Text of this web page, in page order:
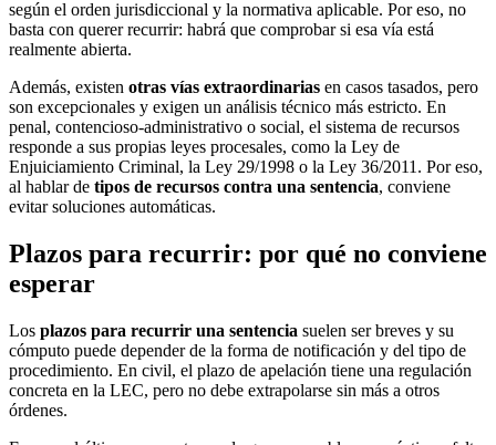
según el orden jurisdiccional y la normativa aplicable. Por eso, no
basta con querer recurrir: habrá que comprobar si esa vía está
realmente abierta.
Además, existen otras vías extraordinarias en casos tasados, pero
son excepcionales y exigen un análisis técnico más estricto. En
penal, contencioso-administrativo o social, el sistema de recursos
responde a sus propias leyes procesales, como la Ley de
Enjuiciamiento Criminal, la Ley 29/1998 o la Ley 36/2011. Por eso,
al hablar de tipos de recursos contra una sentencia, conviene
evitar soluciones automáticas.
Plazos para recurrir: por qué no conviene
esperar
Los plazos para recurrir una sentencia suelen ser breves y su
cómputo puede depender de la forma de notificación y del tipo de
procedimiento. En civil, el plazo de apelación tiene una regulación
concreta en la LEC, pero no debe extrapolarse sin más a otros
órdenes.